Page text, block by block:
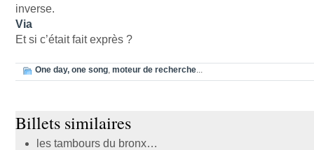
inverse.
Via
Et si c’était fait exprès ?
One day, one song, moteur de recherche...
Billets similaires
les tambours du bronx…